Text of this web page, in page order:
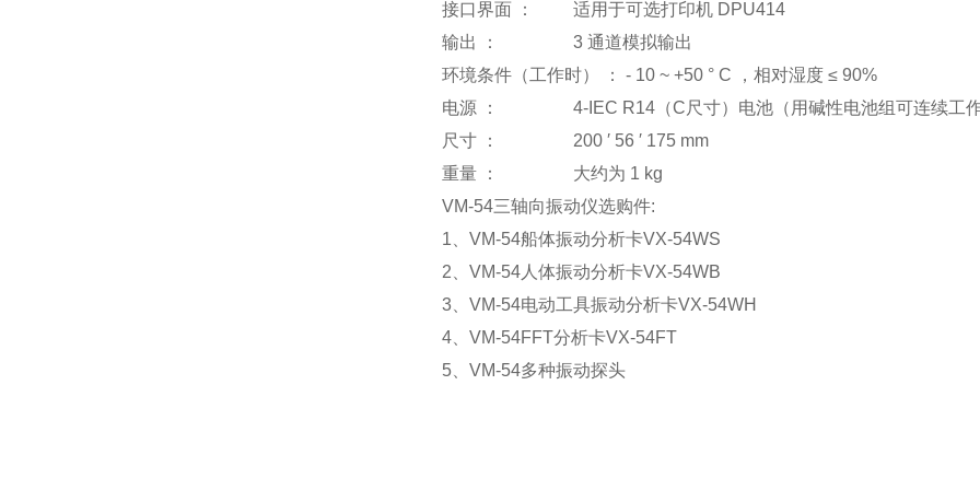
接口界面 ： 适用于可选打印机 DPU414
输出 ： 3 通道模拟输出
环境条件（工作时） ：
- 10 ~ +50 ° C ，相对湿度 ≤ 90%
电源 ： 4-IEC R14 （C尺寸）电池（用碱性电池组可连续工
尺寸 ： 200 ′ 56 ′ 175 mm
重量 ： 大约为 1 kg
VM-54三轴向振动仪选购件:
1
VM-54船体振动分析卡VX-54WS
2
VM-54 人体振动分析卡VX-54WB
3
VM-54电动工具振动分析卡VX-54WH
4
VM-54FFT分析卡VX-54FT
5
VM-54多种振动探头